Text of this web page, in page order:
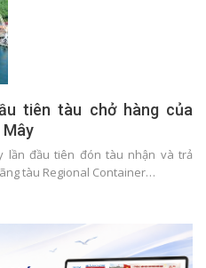
tiên tàu chở hàng của
Mây
lần đầu tiên đón tàu nhận và trả
tàu Regional Container…